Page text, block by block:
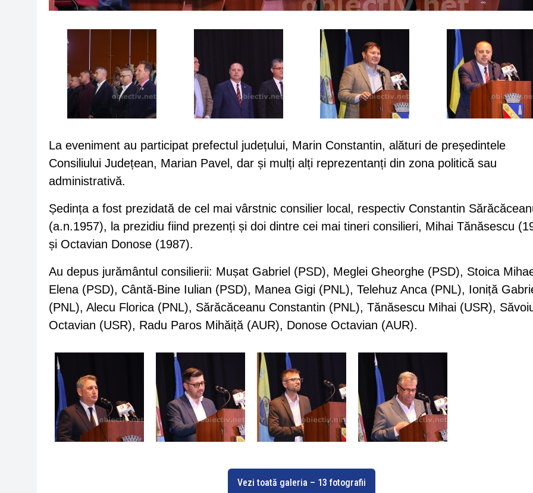
La eveniment au participat prefectul județului, Marin Constantin, alături de președintele
Consiliului Județean, Marian Pavel, dar și mulți alți reprezentanți din zona politică sau
administrativă.
Ședința a fost prezidată de cel mai vârstnic consilier local, respectiv Constantin
(a.n.1957), la prezidiu fiind prezenți și doi dintre cei mai tineri consilieri, Mihai Tănăsescu
și Octavian Donose (1987).
Au depus jurământul consilierii: Mușat Gabriel (PSD), Meglei Gheorghe (PSD), Stoica
Elena (PSD), Cântă-Bine Iulian (PSD), Manea Gigi (PNL), Telehuz Anca (PNL), Ioniță
(PNL), Alecu Florica (PNL), Sărăcăceanu Constantin (PNL), Tănăsescu Mihai (USR),
Octavian (USR), Radu Paros Mihăiță (AUR), Donose Octavian (AUR).
Vezi toată galeria – 13 fotografii